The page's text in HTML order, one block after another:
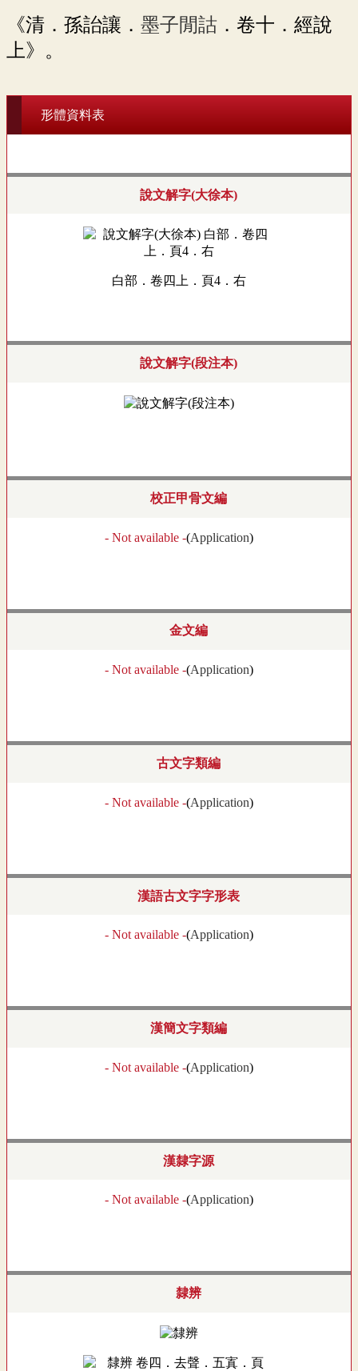
《清．孫詒讓． 墨子閒詁 ．卷十．經說
上》。
形體資料表
說文解字(大徐本)
白部．卷四上．頁4．右
說文解字(段注本)
校正甲骨文編
- Not available -(Application)
金文編
- Not available -(Application)
古文字類編
- Not available -(Application)
漢語古文字字形表
- Not available -(Application)
漢簡文字類編
- Not available -(Application)
漢隸字源
- Not available -(Application)
隸辨